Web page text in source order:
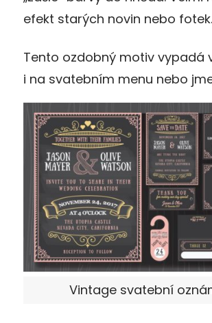
efekt starých novin nebo fotek.
Tento ozdobný motiv vypadá
i na svatebním menu nebo
Vintage svatební